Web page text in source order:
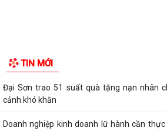
TIN MỚI
Đại Sơn trao 51 suất quà tặng nạn nhân
cảnh khó khăn
Doanh nghiệp kinh doanh lữ hành cần